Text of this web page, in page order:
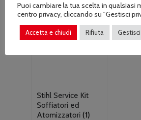
Stihl Service Kit
Soffiatori ed
Atomizzatori (1)
Puoi cambiare la tua scelta in qualsiasi
centro privacy, cliccando su "Gestisci
Accetta e chiudi Rifiuta